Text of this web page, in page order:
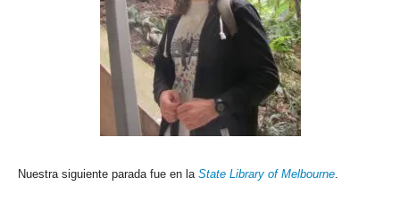
Nuestra siguiente parada fue en la State Library of Melbourne